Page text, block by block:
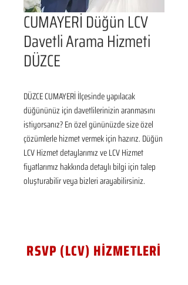
CUMAYERİ Düğün LCV
Davetli Arama Hizmeti
DÜZCE
DÜZCE CUMAYERİ İlçesinde yapılacak
düğününüz için davetlilerinizin aranmasını
istiyorsanız? En özel gününüzde size özel
çözümlerle hizmet vermek için hazırız. Düğün
LCV Hizmet detaylarımız ve LCV Hizmet
fiyatlarımız hakkında detaylı bilgi için talep
oluşturabilir veya bizleri arayabilirsiniz.
RSVP (LCV) HİZMETLERİ